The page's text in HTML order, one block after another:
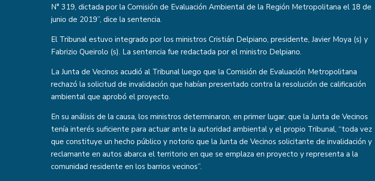
N° 319, dictada por la Comisión de Evaluación Ambiental de la Región Metropolitana el 18 de
junio de 2019”, dice la sentencia.
El Tribunal estuvo integrado por los ministros Cristián Delpiano, presidente, Javier Moya (s) y
Fabrizio Queirolo (s). La sentencia fue redactada por el ministro Delpiano.
La Junta de Vecinos acudió al Tribunal luego que la Comisión de Evaluación Metropolitana
rechazó la solicitud de invalidación que habían presentado contra la resolución de calificación
ambiental que aprobó el proyecto.
En su análisis de la causa, los ministros determinaron, en primer lugar, que la Junta de Vecinos
tenía interés suficiente para actuar ante la autoridad ambiental y el propio Tribunal, “toda vez
que constituye un hecho público y notorio que la Junta de Vecinos solicitante de invalidación y
reclamante en autos abarca el territorio en que se emplaza en proyecto y representa a la
comunidad residente en los barrios vecinos”.